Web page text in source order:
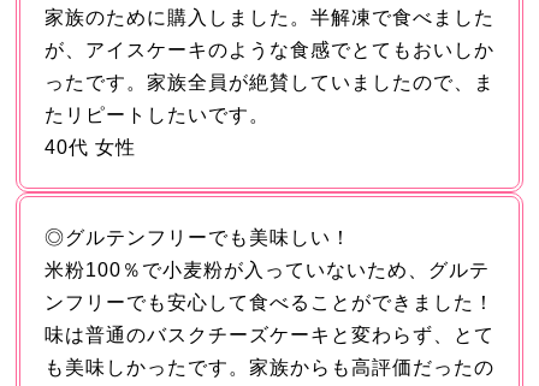
家族のために購入しました。半解凍で食べました
が、アイスケーキのような食感でとてもおいしか
ったです。家族全員が絶賛していましたので、ま
たリピートしたいです。
40代 女性
◎グルテンフリーでも美味しい！
米粉100％で小麦粉が入っていないため、グルテ
ンフリーでも安心して食べることができました！
味は普通のバスクチーズケーキと変わらず、とて
も美味しかったです。家族からも高評価だったの